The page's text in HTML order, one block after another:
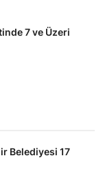
7 ve Üzeri
Belediyesi 17